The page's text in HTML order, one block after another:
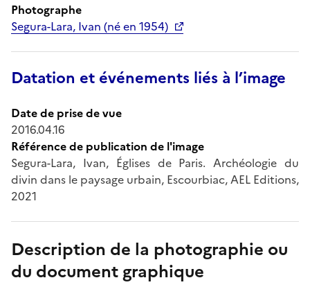
Photographe
Segura-Lara, Ivan (né en 1954)
Datation et événements liés à l’image
Date de prise de vue
2016.04.16
Référence de publication de l'image
Segura-Lara, Ivan, Églises de Paris. Archéologie du
divin dans le paysage urbain, Escourbiac, AEL Editions,
2021
Description de la photographie ou
du document graphique